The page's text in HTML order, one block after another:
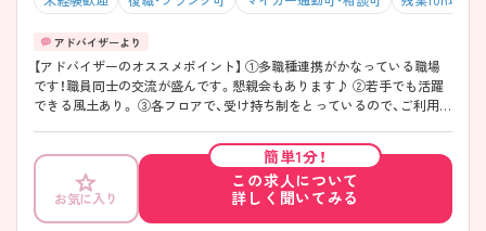
【アドバイザーのオススメポイント】 ①多職種連携がかなっている職場
です！職員同士の交流が盛んです。懇親会もあります♪ ②若手でも活躍
できる風土あり。 ③各フロアで、受け持ち制をとっているので、ご利用者
お気に入り
簡単1分！
この求人について
詳しく聞いてみる